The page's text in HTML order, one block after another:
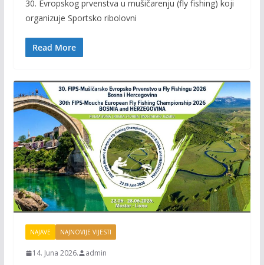
b
o
o
er l y
30. Evropskog prvenstva u mušičarenju (fly fishing) koji
organizuje Sportsko ribolovni
Read More
NAJAVE NAJNOVIJE VIJESTI
14. Juna 2026. admin